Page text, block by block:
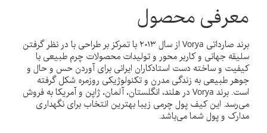
معرفی محصول
برند صارداتی Vorya از سال ۲۰۱۳ با تمرکز بر طراحی با در نظر گرفتن
سلیقه جهانی و کاربر محور و تولیدات محصولات چرم طبیعی با
کیفیت و ساخته دست استادکاران ایرانی برای آوردن حس و حال و
جوهر طبیعی به زندگی مدرن و تکنولوژیکی روزمره شکل گرفته
است. برند Vorya در هلند، انگلستان، آلمان،‌ ژاپن و آمریکا به فروش
می‌رسد. این کیف پول چرمی زیبا بهترین انتخاب برای نگهداری
مدارک و پول شما می‌باشد.